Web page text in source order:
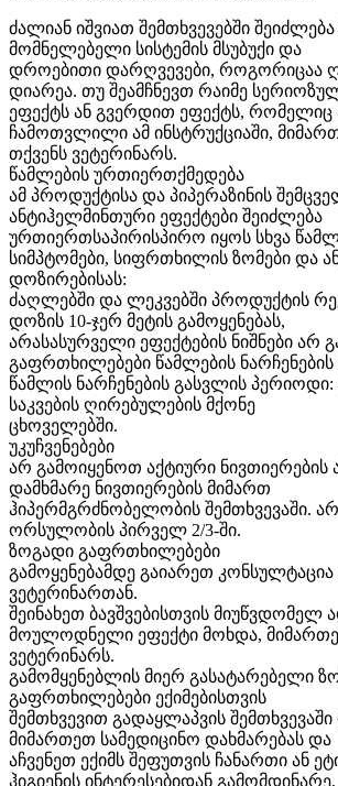
ძალიან იშვიათ შემთხვევებში
მომნელებელი სისტემის მსუბუქი და
დროებითი დარღვევები, როგორიცაა
დიარეა. თუ შეამჩნევთ რაიმე
ეფექტს ან გვერდით ეფექტს, რომელიც
ჩამოთვლილი ამ ინსტრუქციაში,
თქვენს ვეტერინარს.
წამლების ურთიერთქმედება
ამ პროდუქტისა და პიპერაზინის
ანტიჰელმინთური ეფექტები შეიძლება
ურთიერთსაპირისპირო იყოს სხვა
სიმპტომები, სიფრთხილის ზომები და
დოზირებისას:
ძაღლებში და ლეკვებში პროდუქტის
დოზის 10-ჯერ მეტის გამოყენებას,
არასასურველი ეფექტების ნიშნები არ
გაფრთხილებები წამლების ნარჩენების
წამლის ნარჩენების გასვლის პერიოდი:
საკვების ღირებულების მქონე
ცხოველებში.
უკუჩვენებები
არ გამოიყენოთ აქტიური
დამხმარე ნივთიერების მიმართ
ჰიპერმგრძნობელობის შემთხვევაში.
ორსულობის პირველ 2/3-ში.
ზოგადი გაფრთხილებები
გამოყენებამდე გაიარეთ კონსულტაცია
ვეტერინართან.
შეინახეთ ბავშვებისთვის მიუწვდომელ
მოულოდნელი ეფექტი მოხდა,
ვეტერინარს.
გამომყენებლის მიერ გასატარებელი
გაფრთხილებები ექიმებისთვის
შემთხვევით გადაყლაპვის
მიმართეთ სამედიცინო დახმარებას და
აჩვენეთ ექიმს შეფუთვის ჩანართი ან
ჰიგიენის ინტერესებიდან გამომდინარე,